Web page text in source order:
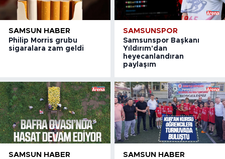
SAMSUN HABER
Philip Morris grubu
sigaralara zam geldi
SAMSUNSPOR
Samsunspor Başkanı
Yıldırım'dan
heyecanlandıran
paylaşım
SAMSUN HABER SAMSUN HABER